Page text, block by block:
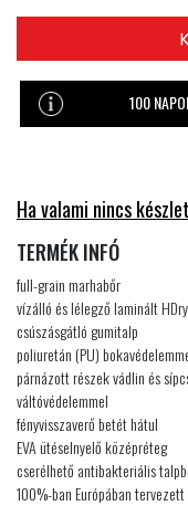
100
Ha valami nincs
TERMÉK INFÓ
full-grain marhabőr
vízálló és lélegző laminált
csúszásgátló gumitalp
poliuretán (PU)
párnázott részek vádlin és
váltóvédelemmel
fényvisszaverő betét hátul
EVA ütéselnyelő középréteg
cserélhető antibakteriális
100%-ban Európában